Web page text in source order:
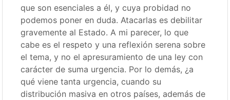
que son esenciales a él, y cuya probidad no
podemos poner en duda. Atacarlas es debilitar
gravemente al Estado. A mi parecer, lo que
cabe es el respeto y una reflexión serena sobre
el tema, y no el apresuramiento de una ley con
carácter de suma urgencia. Por lo demás, ¿a
qué viene tanta urgencia, cuando su
distribución masiva en otros países, además de